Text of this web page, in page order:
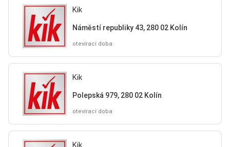
Kik
Náměstí republiky 43, 280 02 Kolín
otevírací doba
Kik
Polepská 979, 280 02 Kolín
otevírací doba